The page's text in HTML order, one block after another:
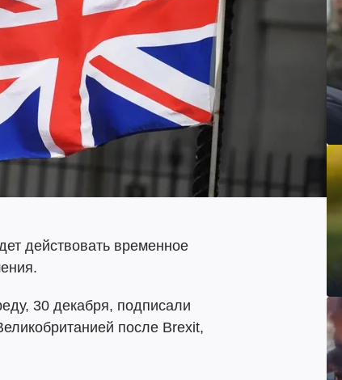
действовать временное
30 декабря, подписали
после Brexit,